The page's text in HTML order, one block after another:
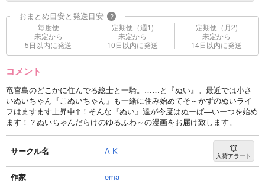
おまとめ目安と発送目安 ?
毎度便
未定から
5日以内に発送
定期便（週1)
未定から
10日以内に発送
定期便（月2)
未定から
14日以内に発送
コメント
竜宮島のどこかに住んでる総士と一騎。……と『ぬい』。最近では小さ
いぬいちゃん『こぬいちゃん』も一緒に住み始めてそ～かずのぬいライ
フはますます上昇中↑！そんな『ぬい』達が今度はぬーば―いーつを始め
ます！？ぬいちゃんだらけのゆるふわ～の漫画をお届け致します。
サークル名 A-K 入荷アラート
作家
ema